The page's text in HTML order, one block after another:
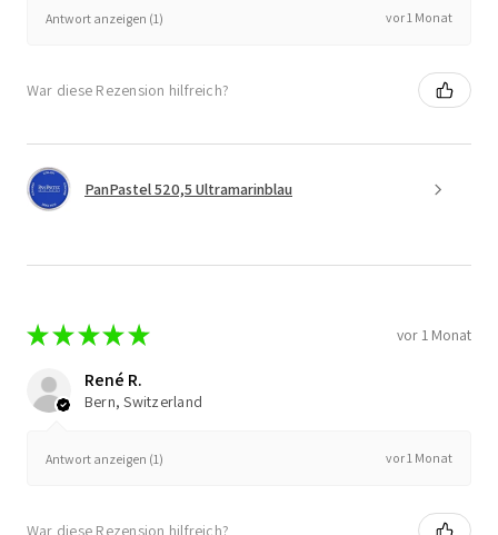
Antwort anzeigen (1) vor 1 Monat
War diese Rezension hilfreich?
PanPastel 520,5 Ultramarinblau
★★ ★★★ vor 1 Monat
René R.
Bern, Switzerland
Antwort anzeigen (1) vor 1 Monat
War diese Rezension hilfreich?